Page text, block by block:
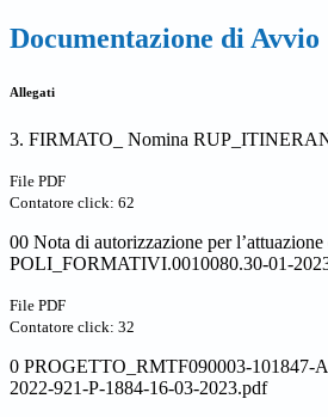
Documentazione di Avvio
Allegati
3. FIRMATO_ Nomina
File PDF
Contatore click: 62
00 Nota di autorizzazione per
POLI_FORMATIVI.0010080.30-01-
File PDF
Contatore click: 32
0 PROGETTO_RMTF090003-101847-
2022-921-P-1884-16-03-2023.pdf